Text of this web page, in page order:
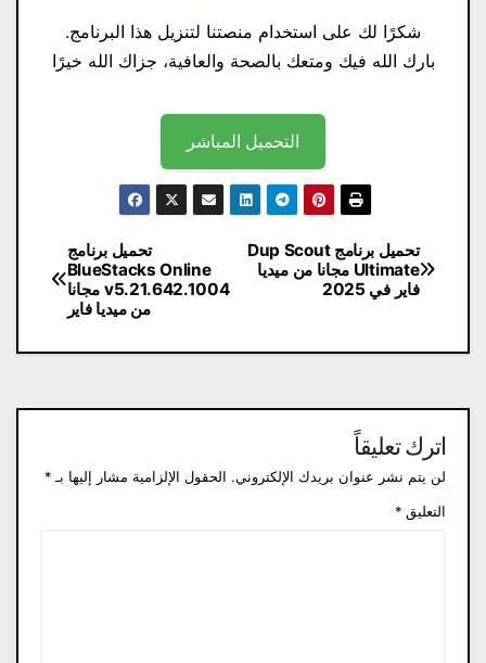
شكرًا لك على استخدام منصتنا لتنزيل هذا البرنامج.
بارك الله فيك ومتعك بالصحة والعافية، جزاك الله خيرًا
التحميل المباشر
تصفّح
المقالات
تحميل برنامج
BlueStacks Online
v5.21.642.1004 مجانا
من ميديا ​​فاير
تحميل برنامج Dup Scout
Ultimate مجانا من ميديا ​​
فاير في 2025
اترك تعليقاً
لن يتم نشر عنوان بريدك الإلكتروني. الحقول الإلزامية مشار إليها بـ *
التعليق *